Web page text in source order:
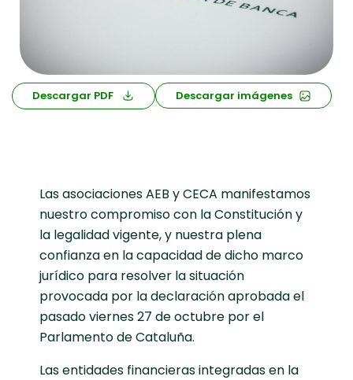
Descargar PDF Descargar imágenes
Las asociaciones AEB y CECA manifestamos
nuestro compromiso con la Constitución y
la legalidad vigente, y nuestra plena
confianza en la capacidad de dicho marco
jurídico para resolver la situación
provocada por la declaración aprobada el
pasado viernes 27 de octubre por el
Parlamento de Cataluña.
Las entidades financieras integradas en la